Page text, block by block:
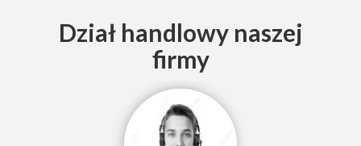
Dział handlowy naszej
firmy